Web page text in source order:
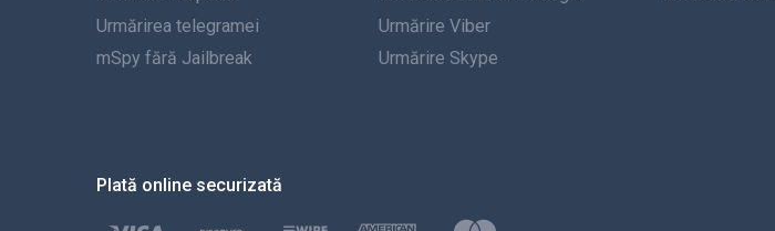
Urmărirea telegramei
mSpy fără Jailbreak
Urmărire Viber
Urmărire Skype
Plată online securizată